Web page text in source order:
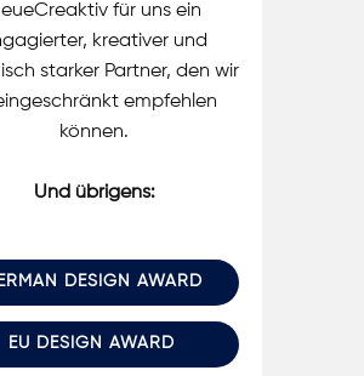
für uns ein
kreativer und
starker Partner, den wir
empfehlen
können.
Und übrigens:
DESIGN AWARD
EU DESIGN AWARD